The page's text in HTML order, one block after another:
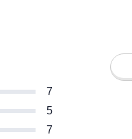
7
5
7